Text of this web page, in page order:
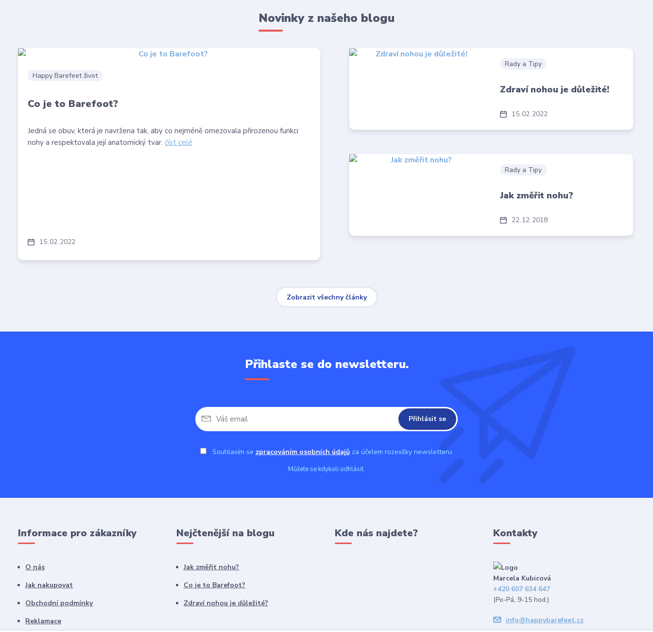
Novinky z našeho blogu
15 02 2022
Happy Barefeet život
Co je to Barefoot?
Jedná se obuv, která je navržena tak, aby co nejméně omezovala přirozenou funkci
nohy a respektovala její anatomický tvar. číst celé
15 02 2022
Rady a Tipy
Zdraví nohou je důležité!
22 12 2018
Rady a Tipy
Jak změřit nohu?
Zobrazit všechny články
Přihlaste se do newsletteru.
Přihlásit se
Souhlasím se zpracováním osobních údajůza účelem rozesílky newsletteru.
Můžete se kdykoli odhlásit.
Informace pro zákazníky
O nás
Jak nakupovat
Obchodní podmínky
Reklamace
Nejčtenější na blogu
Jak změřit nohu?
Co je to Barefoot?
Zdraví nohou je důležité?
Kde nás najdete? Kontakty
Marcela Kubicová
+420 607 634 647
(Po-Pá, 9-15 hod.)
info@happybarefeet.cz